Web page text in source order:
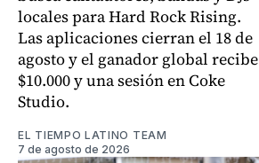
locales para Hard Rock Rising.
Las aplicaciones cierran el 18 de
agosto y el ganador global recibe
$10.000 y una sesión en Coke
Studio.
EL TIEMPO LATINO TEAM
7 de agosto de 2026